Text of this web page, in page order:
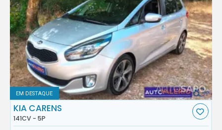
EM DESTAQUE
KIA CARENS
141CV - 5P